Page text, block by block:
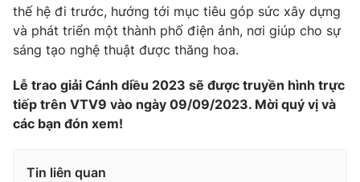
thế hệ đi trước, hướng tới mục tiêu góp sức xây dựng
và phát triển một thành phố điện ảnh, nơi giúp cho sự
sáng tạo nghệ thuật được thăng hoa.
Lễ trao giải Cánh diều 2023 sẽ được truyền hình trực
tiếp trên VTV9 vào ngày 09/09/2023. Mời quý vị và
các bạn đón xem!
Tin liên quan